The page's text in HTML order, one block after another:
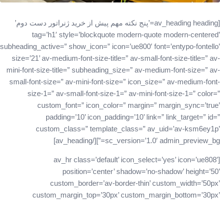
[av_heading heading=’پنج نکته مهم پیش از خرید ژنراتور دست دوم’
tag=’h1′ style=’blockquote modern-quote modern-centered’
subheading_active=” show_icon=” icon=’ue800′ font=’entypo-fontello’
size=’21’ av-medium-font-size-title=” av-small-font-size-title=” av-
mini-font-size-title=” subheading_size=” av-medium-font-size=” av-
small-font-size=” av-mini-font-size=” icon_size=” av-medium-font-
size-1=” av-small-font-size-1=” av-mini-font-size-1=” color=”
custom_font=” icon_color=” margin=” margin_sync=’true’
padding=’10’ icon_padding=’10’ link=” link_target=” id=”
custom_class=” template_class=” av_uid=’av-ksm6ey1p’
sc_version=’1.0′ admin_preview_bg=”][/av_heading]
[av_hr class=’default’ icon_select=’yes’ icon=’ue808′
position=’center’ shadow=’no-shadow’ height=’50’
custom_border=’av-border-thin’ custom_width=’50px’
custom_margin_top=’30px’ custom_margin_bottom=’30px’